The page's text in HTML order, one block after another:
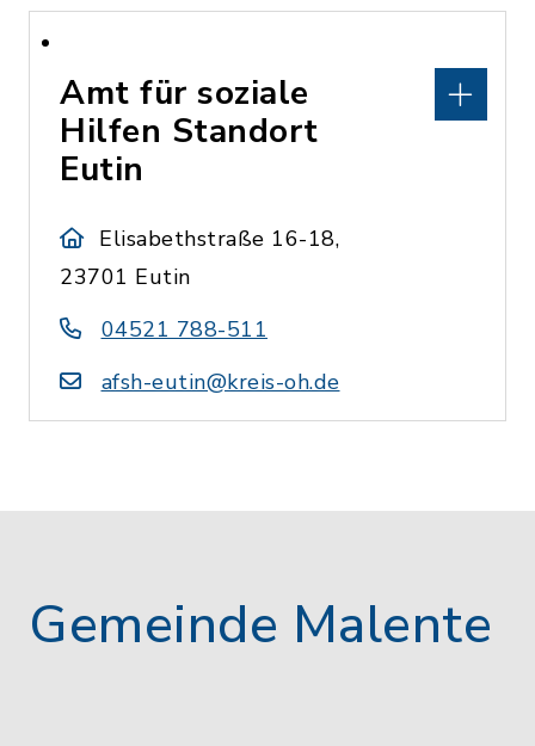
Amt für soziale
Hilfen Standort
Eutin
Elisabethstraße 16-18,
23701 Eutin
04521 788-511
afsh-eutin@kreis-oh.de
Gemeinde Malente